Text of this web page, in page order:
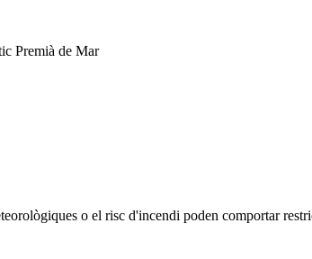
Premià de Mar
o el risc d'incendi poden comportar